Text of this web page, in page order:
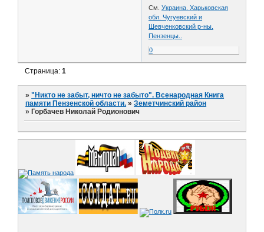
См.Украина. Харьковская
обл. Чугуевский и
Шевченковский р-ны.
Пензенцы..
0
Страница:1
»"Никто не забыт, ничто не забыто". Всенародная Книга
памяти Пензенской области. »Земетчинский район
» Горбачев Николай Родионович